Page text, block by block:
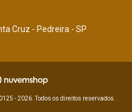
Cruz - Pedreira - SP
- 2026. Todos os direitos reservados.